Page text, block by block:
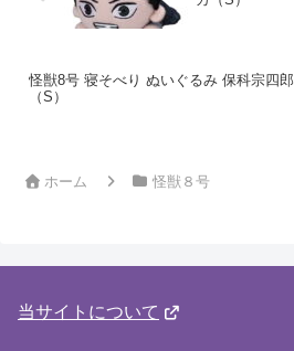
怪獣8号 寝そべり ぬいぐるみ 保科宗四郎
（S）
ホーム 怪獣８号
当サイトについて